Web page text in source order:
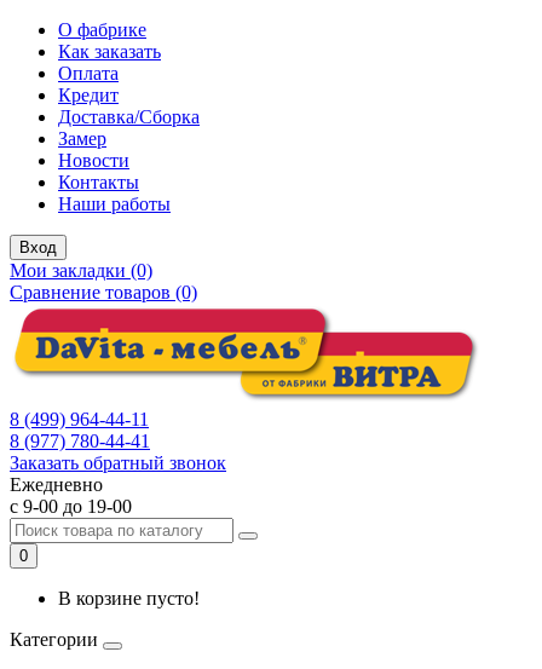
О фабрике
Как заказать
Оплата
Кредит
Доставка/Сборка
Замер
Новости
Контакты
Наши работы
Вход
Мои закладки (0)
Сравнение товаров (0)
8 (499) 964-44-11
8 (977) 780-44-41
Заказать обратный звонок
Ежедневно
с 9-00 до 19-00
0
В корзине пусто!
Категории